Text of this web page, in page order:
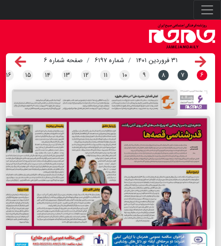
۳۱ فروردین ۱۴۰۱ شماره ۶۱۹۷
صفحه شماره ۶
۶ ۷ ۸ ۹ ۱۰ ۱۱ ۱۲ ۱۳ ۱۴ ۱۵ ۱۶